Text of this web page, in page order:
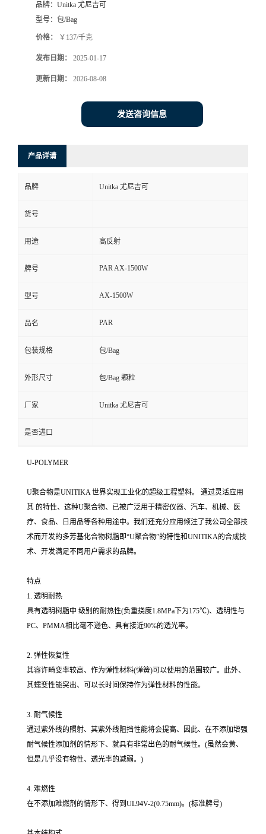
品牌： Unitka 尤尼吉可
型号： 包/Bag
价格： ￥137/千克
发布日期： 2025-01-17
更新日期： 2026-08-08
发送咨询信息
产品详请
品牌 Unitka 尤尼吉可
货号
用途 高反射
牌号 PAR AX-1500W
型号 AX-1500W
品名 PAR
包装规格 包/Bag
外形尺寸 包/Bag 颗粒
厂家 Unitka 尤尼吉可
是否进口
U-POLYMER
U聚合物是UNITIKA 世界实现工业化的超级工程塑料。 通过灵活应用
其 的特性、这种U聚合物、已被广泛用于精密仪器、汽车、机械、医
疗、食品、日用品等各种用途中。我们还充分应用倾注了我公司全部技
术而开发的多芳基化合物树脂即“U聚合物”的特性和UNITIKA的合成技
术、开发满足不同用户需求的品牌。
特点
1. 透明耐热
具有透明树脂中 级别的耐热性(负重挠度1.8MPa下为175℃)、透明性与
PC、PMMA相比毫不逊色、具有接近90%的透光率。
2. 弹性恢复性
其容许畸变率较高、作为弹性材料(弹簧)可以使用的范围较广。此外、
其蠕变性能突出、可以长时间保持作为弹性材料的性能。
3. 耐气候性
通过紫外线的照射、其紫外线阻挡性能将会提高、因此、在不添加增强
耐气候性添加剂的情形下、就具有非常出色的耐气候性。(虽然会黄、
但是几乎没有物性、透光率的减弱。)
4. 难燃性
在不添加难燃剂的情形下、得到UL94V-2(0.75mm)。(标准牌号)